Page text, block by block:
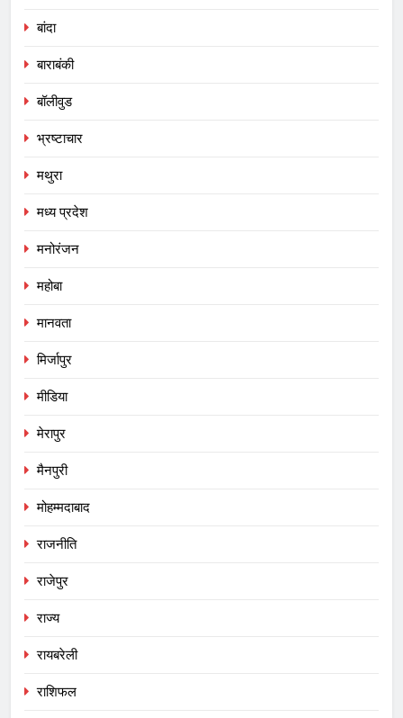
बांदा
बाराबंकी
बॉलीवुड
भ्रष्टाचार
मथुरा
मध्य प्रदेश
मनोरंजन
महोबा
मानवता
मिर्जापुर
मीडिया
मेरापुर
मैनपुरी
मोहम्मदाबाद
राजनीति
राजेपुर
राज्य
रायबरेली
राशिफल